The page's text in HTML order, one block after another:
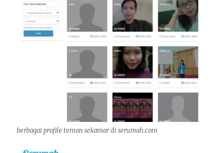
berbagai profile teman sekamar di serumah.com